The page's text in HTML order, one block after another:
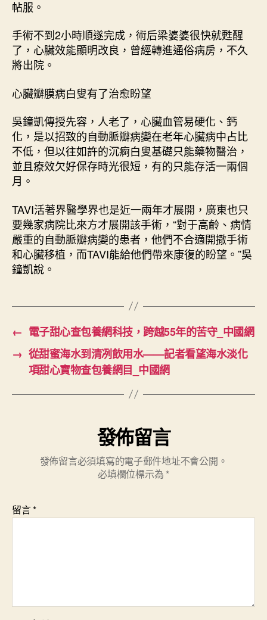
帖服。
手術不到2小時順遂完成，術后梁婆婆很快就甦醒
了，心臟效能顯明改良，曾經轉進通俗病房，不久
將出院。
心臟瓣膜病白叟有了治愈盼望
吳鐘凱傳授先容，人老了，心臟血管易硬化、鈣
化，是以招致的自動脈瓣病變在老年心臟病中占比
不低，但以往如許的沉痾白叟基礎只能藥物醫治，
並且療效欠好保存時光很短，有的只能存活一兩個
月。
TAVI活著界醫學界也是近一兩年才展開，廣東也只
要幾家病院比來方才展開該手術，“對于高齡、病情
嚴重的自動脈瓣病變的患者，他們不合適開撒手術
和心臟移植，而TAVI能給他們帶來康復的盼望。”吳
鐘凱說。
← 電子甜心查包養網科技，跨越55年的苦守_中國網
→ 從甜蜜海水到清冽飲用水——記者看望海水淡化
項甜心寶物查包養網目_中國網
發佈留言
發佈留言必須填寫的電子郵件地址不會公開。
必填欄位標示為 *
留言*